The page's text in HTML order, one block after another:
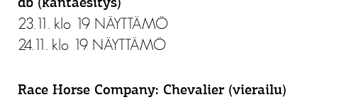
db (kantaesitys)
23.11. klo 19 NÄYTTÄMÖ
24.11. klo 19 NÄYTTÄMÖ
Race Horse Company: Chevalier (vierailu)